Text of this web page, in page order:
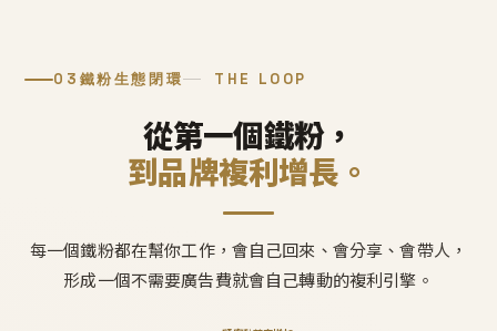
03 鐵粉生態閉環 THE LOOP
從第一個鐵粉，
到品牌複利增長。
每一個鐵粉都在幫你工作，會自己回來、會分享、會帶人，
形成一個不需要廣告費就會自己轉動的複利引擎。